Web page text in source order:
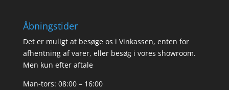
Åbningstider
Det er muligt at besøge os i Vinkassen, enten for
afhentning af varer, eller besøg i vores showroom.
Men kun efter aftale
Man-tors: 08:00 – 16:00